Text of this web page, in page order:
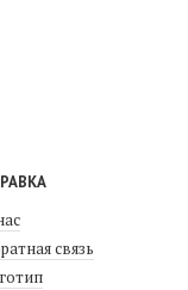
связь